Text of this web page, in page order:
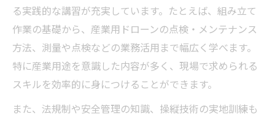
る実践的な講習が充実しています。たとえば、組み立て
作業の基礎から、産業用ドローンの点検・メンテナンス
方法、測量や点検などの業務活用まで幅広く学べます。
特に産業用途を意識した内容が多く、現場で求められる
スキルを効率的に身につけることができます。
また、法規制や安全管理の知識、操縦技術の実地訓練も